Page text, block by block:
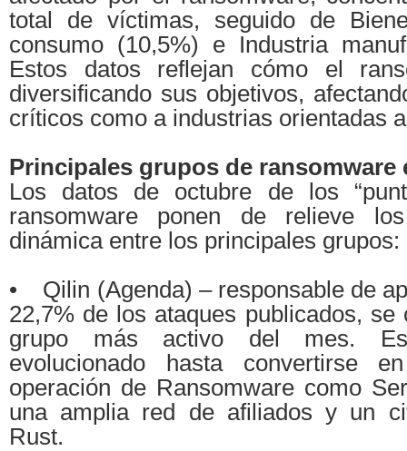
total de víctimas, seguido de
consumo (10,5%) e Industria
Estos datos reflejan cómo el
diversificando sus objetivos,
críticos como a industrias orientadas
Principales grupos de ransomware
Los datos de octubre de los
ransomware ponen de relieve
dinámica entre los principales grupos:
• Qilin (Agenda) – responsable de
22,7% de los ataques publicados, se
grupo más activo del mes.
evolucionado hasta convertirse
operación de Ransomware como
una amplia red de afiliados y un
Rust.